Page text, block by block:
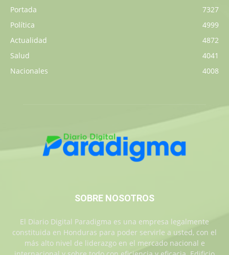
Portada
7327
Política
4999
Actualidad
4872
Salud
4041
Nacionales
4008
SOBRE NOSOTROS
El Diario Digital Paradigma es una empresa legalmente
constituida en Honduras para poder servirle a usted, con el
más alto nivel de liderazgo en el mercado nacional e